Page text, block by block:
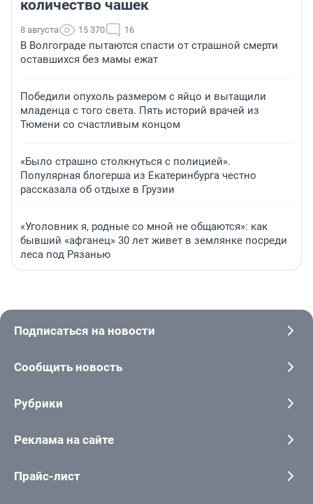
количество чашек
8 августа 15 370 16
В Волгограде пытаются спасти от страшной смерти
оставшихся без мамы ежат
Победили опухоль размером с яйцо и вытащили
младенца с того света. Пять историй врачей из
Тюмени со счастливым концом
«Было страшно столкнуться с полицией».
Популярная блогерша из Екатеринбурга честно
рассказала об отдыхе в Грузии
«Уголовник я, родные со мной не общаются»: как
бывший «афганец» 30 лет живет в землянке посреди
леса под Рязанью
Подписаться на новости
Сообщить новость
Рубрики
Реклама на сайте
Прайс-лист